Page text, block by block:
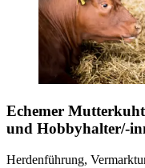
Echemer
und Hobbyhalter/-
Herdenführung,